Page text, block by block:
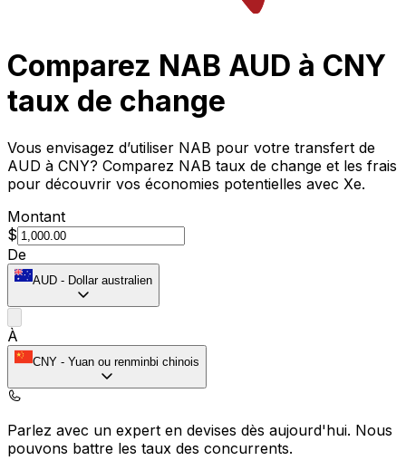
Comparez NAB AUD à CNY
taux de change
Vous envisagez d’utiliser NAB pour votre transfert de
AUD à CNY? Comparez NAB taux de change et les frais
pour découvrir vos économies potentielles avec Xe.
Montant
$
De
AUD - Dollar australien
À
CNY - Yuan ou renminbi chinois
Parlez avec un expert en devises dès aujourd'hui. Nous
pouvons battre les taux des concurrents.